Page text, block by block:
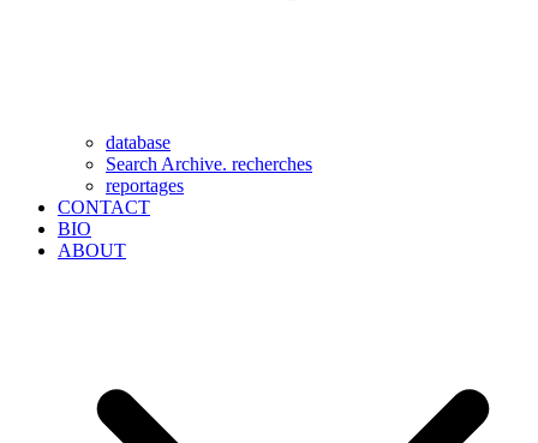
database
Search Archive. recherches
reportages
CONTACT
BIO
ABOUT